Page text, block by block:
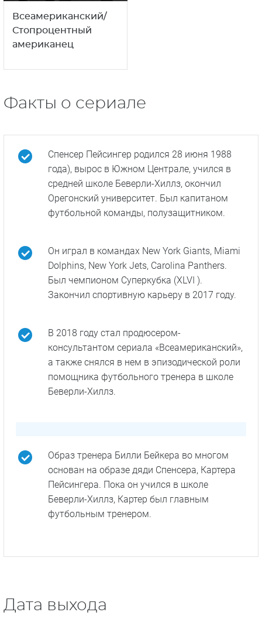
Всеамериканский/
Стопроцентный
американец
Факты о сериале
Спенсер Пейсингер родился 28 июня 1988
года), вырос в Южном Централе, учился в
средней школе Беверли-Хиллз, окончил
Орегонский университет. Был капитаном
футбольной команды, полузащитником.
Он играл в командах New York Giants, Miami
Dolphins, New York Jets, Carolina Panthers.
Был чемпионом Суперкубка (XLVI ).
Закончил спортивную карьеру в 2017 году.
В 2018 году стал продюсером-
консультантом сериала «Всеамериканский»,
а также снялся в нем в эпизодической роли
помощника футбольного тренера в школе
Беверли-Хиллз.
Образ тренера Билли Бейкера во многом
основан на образе дяди Спенсера, Картера
Пейсингера. Пока он учился в школе
Беверли-Хиллз, Картер был главным
футбольным тренером.
Дата выхода